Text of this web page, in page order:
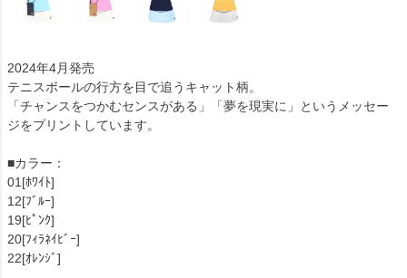
2024年4月発売
テニスボールの行方を目で追うキャット柄。
「チャンスをつかむセンスがある」「夢を現実に」というメッセー
ジをプリントしています。
■カラー：
01[ﾎﾜｲﾄ]
12[ﾌﾞﾙｰ]
19[ﾋﾟﾝｸ]
20[ﾌｨﾗﾈｲﾋﾞｰ]
22[ｵﾚﾝｼﾞ]